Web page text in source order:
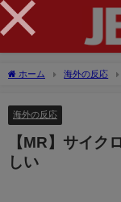
ホーム 海外の反応
海外の反応
【MR】サイク
しい
×